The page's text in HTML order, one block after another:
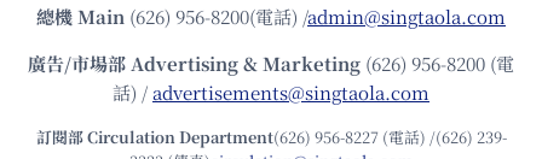
總機Main (626) 956-8200(電話) /admin@singtaola.com
廣告/市場部Advertising & Marketing (626) 956-8200 (電
話) /advertisements@singtaola.com
訂閱部 Circulation Department(626) 956-8227 (電話) /(626) 239-